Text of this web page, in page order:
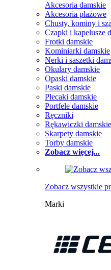
Akcesoria damskie
Akcesoria plażowe
Chusty, kominy i
Czapki i kapelusze
Frotki damskie
Kominiarki damskie
Nerki i saszetki
Okulary damskie
Opaski damskie
Paski damskie
Plecaki damskie
Portfele damskie
Ręczniki
Rękawiczki damskie
Skarpety damskie
Torby damskie
Zobacz więcej...
Zobacz wszystkie
Marki